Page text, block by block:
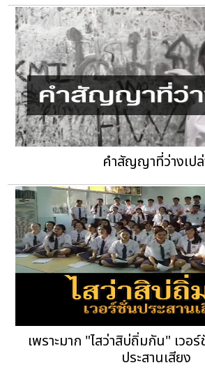
คำสัญญาที่ว่างเป
เพราะมาก "ไสว่าสิบ่ถิ่มกัน" เวอ
ประสานเสียง